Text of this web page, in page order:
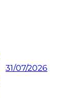
31/07/2026